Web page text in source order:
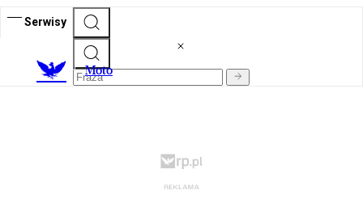
Serwisy
Moto